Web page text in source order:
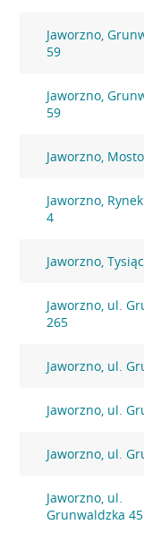
Jaworzno,
59
Jaworzno,
59
Jaworzno,
Jaworzno,
4
Jaworzno,
Jaworzno, ul.
265
Jaworzno, ul.
Jaworzno, ul.
Jaworzno, ul.
Jaworzno, ul.
Grunwaldzka 45